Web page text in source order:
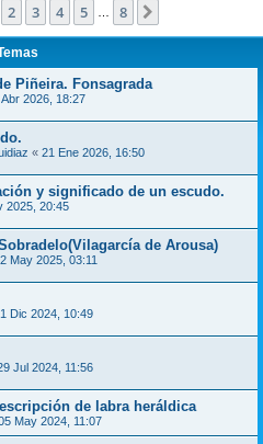
de
2 3 4 5 8
Piñeira. Fonsagrada
Abr 2026, 18:27
« 21 Ene 2026, 16:50
y significado de un escudo.
2025, 20:45
de Arousa)
May 2025, 03:11
Dic 2024, 10:49
Jul 2024, 11:56
de labra heráldica
May 2024, 11:07